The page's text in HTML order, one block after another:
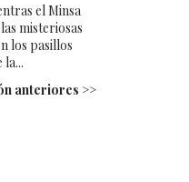
el Minsa
misteriosas
los pasillos
anteriores >>